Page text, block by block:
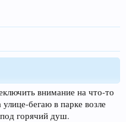
внимание на что-то
бегаю в парке возле
горячий душ.